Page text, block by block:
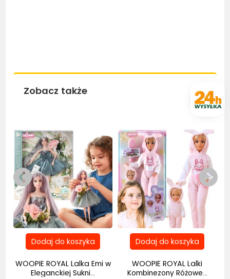
Zobacz także
WOOPIE ROYAL Lalka Emi w
Eleganckiej Sukni...
WOOPIE ROYAL Lalki
Kombinezony Różowe...